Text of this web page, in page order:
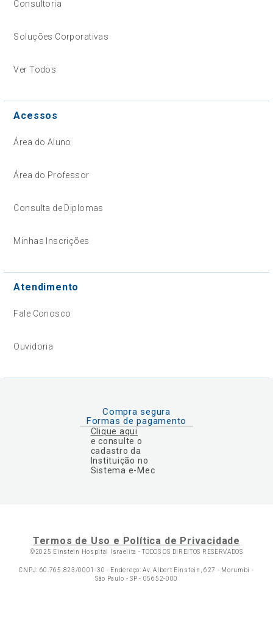
Consultoria
Soluções Corporativas
Ver Todos
Acessos
Área do Aluno
Área do Professor
Consulta de Diplomas
Minhas Inscrições
Atendimento
Fale Conosco
Ouvidoria
Compra segura
Formas de pagamento
Clique aqui
e consulte o
cadastro da
Instituição no
Sistema e-Mec
Termos de Uso e Política de Privacidade
©2025 Einstein Hospital Israelita -TODOS OS DIREITOS RESERVADOS
CNPJ: 60.765.823/0001-30 - Endereço: Av. Albert Einstein, 627 - Morumbi -
São Paulo - SP - 05652-000